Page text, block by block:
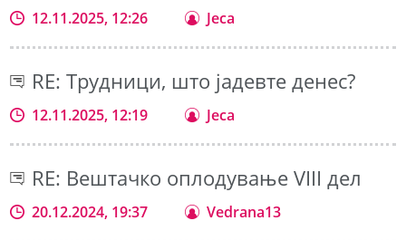
12.11.2025, 12:26 Jeca
RE: Трудници, што јадевте денес?
12.11.2025, 12:19 Jeca
RE: Вештачко оплодување VIII дел
20.12.2024, 19:37 Vedrana13